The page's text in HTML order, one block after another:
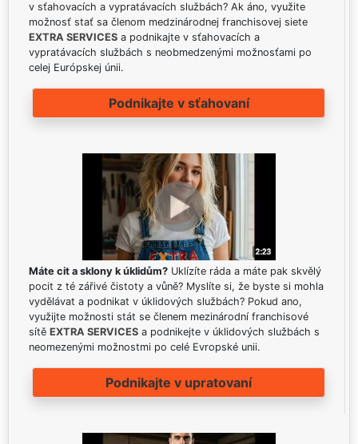
v sťahovacích a vypratávacích službách? Ak áno, využite
možnosť stať sa členom medzinárodnej franchisovej siete
EXTRA SERVICES a podnikajte v sťahovacích a
vypratávacích službách s neobmedzenými možnosťami po
celej Európskej únii.
Podnikajte v sťahovaní
Máte cit a sklony k úklidům? Uklízíte ráda a máte pak skvělý
pocit z té zářivé čistoty a vůně? Myslíte si, že byste si mohla
vydělávat a podnikat v úklidových službách? Pokud ano,
využijte možnosti stát se členem mezinárodní franchisové
sítě EXTRA SERVICES a podnikejte v úklidových službách s
neomezenými možnostmi po celé Evropské unii.
Podnikajte v upratovaní